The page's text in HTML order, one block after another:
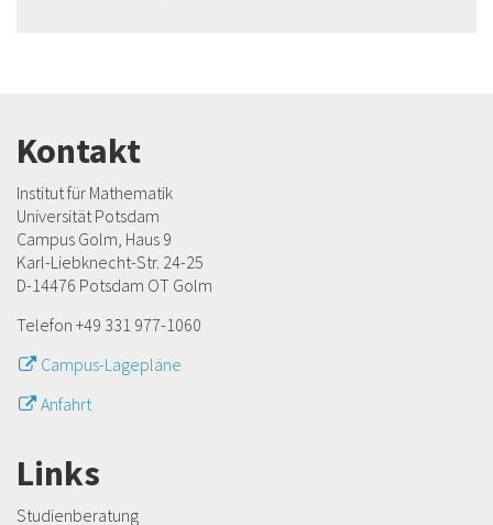
Kontakt
Institut für Mathematik
Universität Potsdam
Campus Golm, Haus 9
Karl-Liebknecht-Str. 24-25
D-14476 Potsdam OT Golm
Telefon +49 331 977-1060
Campus-Lagepläne
Anfahrt
Links
Studienberatung